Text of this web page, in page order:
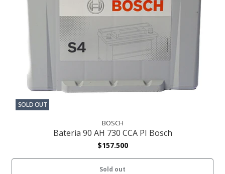
SOLD OUT
BOSCH
Bateria 90 AH 730 CCA PI Bosch
$157.500
Sold out